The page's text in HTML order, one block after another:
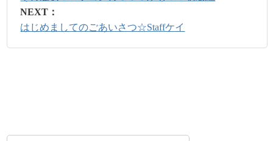
NEXT：
はじめましてのごあいさつ☆Staffケイ